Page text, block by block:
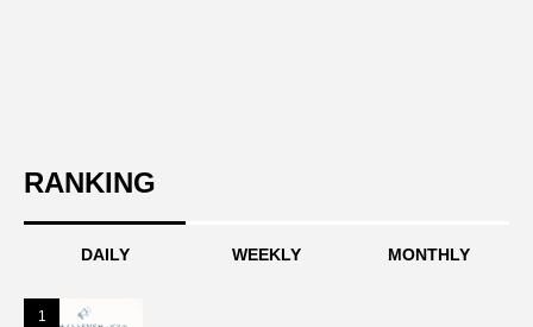
RANKING
DAILY WEEKLY MONTHLY
1